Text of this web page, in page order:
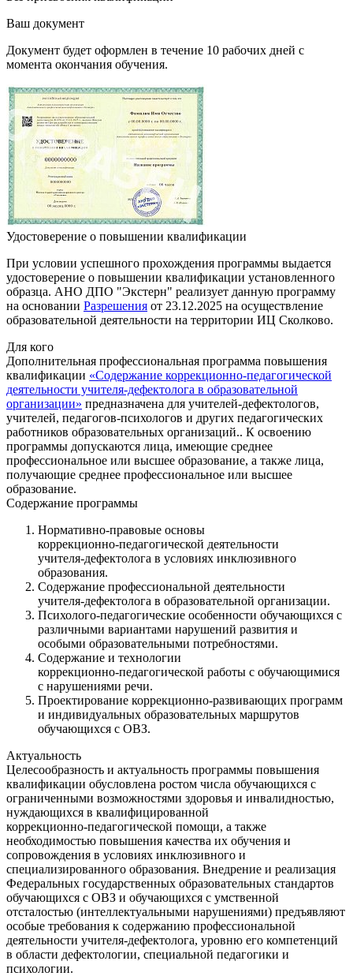
Ваш документ
Документ будет оформлен в течение 10 рабочих дней с
момента окончания обучения.
Удостоверение о повышении квалификации
При условии успешного прохождения программы выдается
удостоверение о повышении квалификации установленного
образца. АНО ДПО "Экстерн" реализует данную программу
на основании Разрешения от 23.12.2025 на осуществление
образовательной деятельности на территории ИЦ Сколково.
Для кого
Дополнительная профессиональная программа повышения
квалификации «Содержание коррекционно-педагогической
деятельности учителя-дефектолога в образовательной
организации» предназначена для учителей‑дефектологов,
учителей, педагогов‑психологов и других педагогических
работников образовательных организаций.. К освоению
программы допускаются лица, имеющие среднее
профессиональное или высшее образование, а также лица,
получающие среднее профессиональное или высшее
образование.
Содержание программы
Нормативно‑правовые основы
коррекционно‑педагогической деятельности
учителя‑дефектолога в условиях инклюзивного
образования.
Содержание профессиональной деятельности
учителя‑дефектолога в образовательной организации.
Психолого‑педагогические особенности обучающихся с
различными вариантами нарушений развития и
особыми образовательными потребностями.
Содержание и технологии
коррекционно‑педагогической работы с обучающимися
с нарушениями речи.
Проектирование коррекционно‑развивающих программ
и индивидуальных образовательных маршрутов
обучающихся с ОВЗ.
Актуальность
Целесообразность и актуальность программы повышения
квалификации обусловлена ростом числа обучающихся с
ограниченными возможностями здоровья и инвалидностью,
нуждающихся в квалифицированной
коррекционно‑педагогической помощи, а также
необходимостью повышения качества их обучения и
сопровождения в условиях инклюзивного и
специализированного образования. Внедрение и реализация
Федеральных государственных образовательных стандартов
обучающихся с ОВЗ и обучающихся с умственной
отсталостью (интеллектуальными нарушениями) предъявляют
особые требования к содержанию профессиональной
деятельности учителя‑дефектолога, уровню его компетенций
в области дефектологии, специальной педагогики и
психологии.